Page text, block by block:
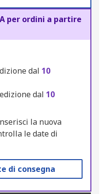
per ordini a partire
dal 10
dal 10
la nuova
le date di
di consegna